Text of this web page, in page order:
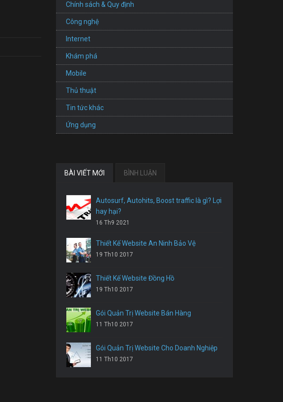
Chính sách & Quy định
Công nghệ
Internet
Khám phá
Mobile
Thủ thuật
Tin tức khác
Ứng dụng
BÀI VIẾT MỚI BÌNH LUẬN
Autosurf, Autohits, Boost traffic là gì? Lợi
hay hại?
16 Th9 2021
Thiết Kế Website An Ninh Bảo Vệ
19 Th10 2017
Thiết Kế Website Đồng Hồ
19 Th10 2017
Gói Quản Trị Website Bán Hàng
11 Th10 2017
Gói Quản Trị Website Cho Doanh Nghiệp
11 Th10 2017